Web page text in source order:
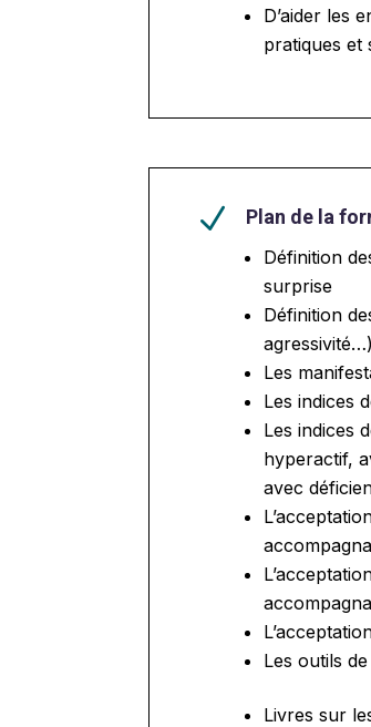
D’aider les
pratiques et
N Plan de la
Définition
surprise
Définition
agressivité…)
Les
Les indices
Les indices
hyperactif,
avec
Les outils
Livres sur